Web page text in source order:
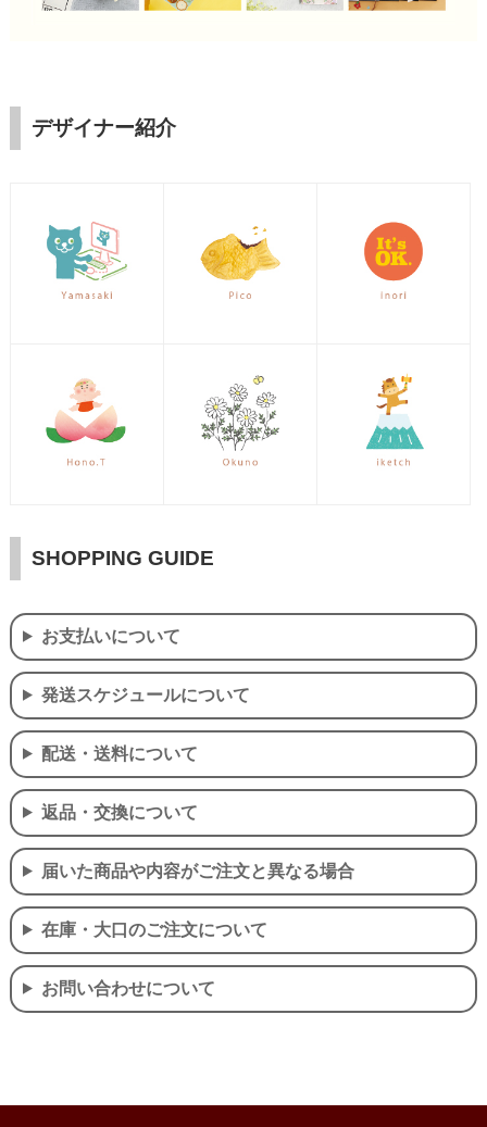
デザイナー紹介
SHOPPING GUIDE
お支払いについて
発送スケジュールについて
配送・送料について
返品・交換について
届いた商品や内容がご注文と異なる場合
在庫・大口のご注文について
お問い合わせについて